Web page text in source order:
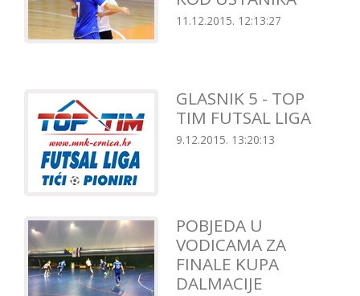
11.12.2015. 12:13:27
GLASNIK 5 - TOP
TIM FUTSAL LIGA
9.12.2015. 13:20:13
POBJEDA U
VODICAMA ZA
FINALE KUPA
DALMACIJE